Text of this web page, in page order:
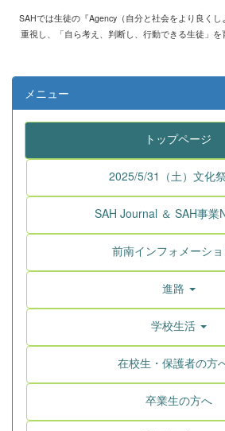
SAHでは生徒の『Agency （自分と社会をより良く
重視し、
「自ら考え、判断し、行動できる生徒」
メニュー
トップページ
2025/5/31（土）文化
SAH Journal ＆ SAH事業
前南インフォメーシ
進路
学校生活
在校生・保護者の方
卒業生の方へ